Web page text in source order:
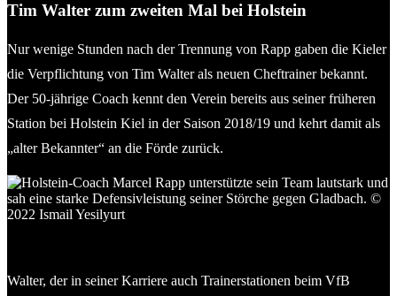
Tim Walter zum zweiten Mal bei Holstein
Nur wenige Stunden nach der Trennung von Rapp gaben die Kieler
die Verpflichtung von Tim Walter als neuen Cheftrainer bekannt.
Der 50-jährige Coach kennt den Verein bereits aus seiner früheren
Station bei Holstein Kiel in der Saison 2018/19 und kehrt damit als
„alter Bekannter“ an die Förde zurück.
Walter, der in seiner Karriere auch Trainerstationen beim VfB